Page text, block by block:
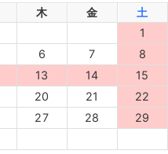
木 金
土
1
6 7
8
13 14
15
20 21
22
27 28
29